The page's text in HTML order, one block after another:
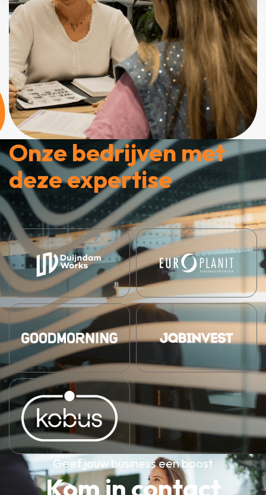
Onze bedrijven met
deze expertise
Geef jouw business een boost
Kom in contact